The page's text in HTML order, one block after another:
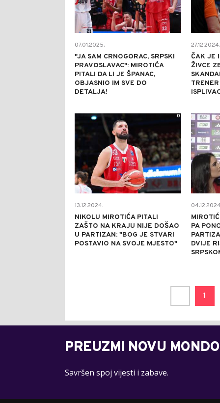
07.01.2025.
"JA SAM CRNOGORAC, SRPSKI
PRAVOSLAVAC": MIROTIĆA
PITALI DA LI JE ŠPANAC,
OBJASNIO IM SVE DO
DETALJA!
27.12.2024.
ČAK JE
ŽIVCE
13.12.2024.
NIKOLU MIROTIĆA PITALI
ZAŠTO NA KRAJU NIJE DOŠAO
U PARTIZAN: "BOG JE STVARI
POSTAVIO NA SVOJE MJESTO"
0
PA
DVIJE
1
PREUZMI NOVU
Savršen spoj vijesti i zabave.